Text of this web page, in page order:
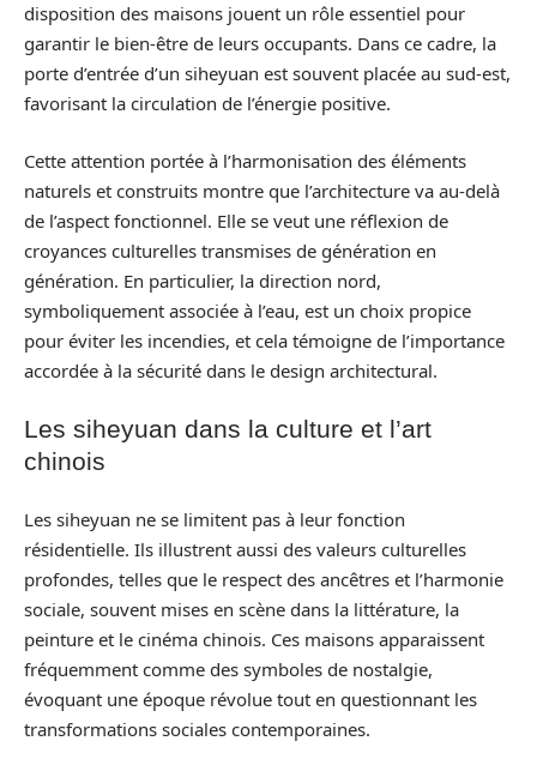
disposition des maisons jouent un rôle essentiel pour
garantir le bien-être de leurs occupants. Dans ce cadre, la
porte d’entrée d’un siheyuan est souvent placée au sud-est,
favorisant la circulation de l’énergie positive.
Cette attention portée à l’harmonisation des éléments
naturels et construits montre que l’architecture va au-delà
de l’aspect fonctionnel. Elle se veut une réflexion de
croyances culturelles transmises de génération en
génération. En particulier, la direction nord,
symboliquement associée à l’eau, est un choix propice
pour éviter les incendies, et cela témoigne de l’importance
accordée à la sécurité dans le design architectural.
Les siheyuan dans la culture et l’art
chinois
Les siheyuan ne se limitent pas à leur fonction
résidentielle. Ils illustrent aussi des valeurs culturelles
profondes, telles que le respect des ancêtres et l’harmonie
sociale, souvent mises en scène dans la littérature, la
peinture et le cinéma chinois. Ces maisons apparaissent
fréquemment comme des symboles de nostalgie,
évoquant une époque révolue tout en questionnant les
transformations sociales contemporaines.